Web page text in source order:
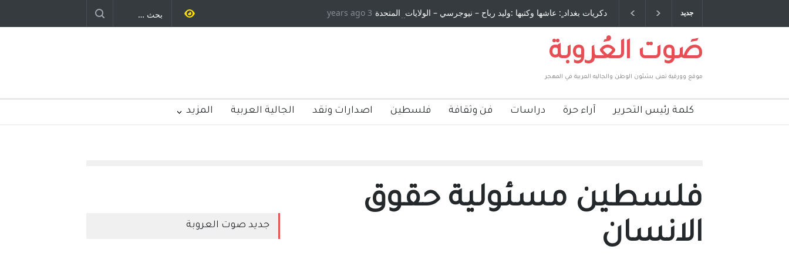
جديد دكريات بغداد ٍ: عاشها وكتبها :وليد رباح – نيوجرسي – الولايات المتحدة
الامريكية
طاحنة كتب وترافع فيها بنفسه مرة اخرى.. الشيخ
صاغرون،
3 years ago
صَوت العُروبة
موقع وورقية تعنى بشئون الوطن والجاليه العربية في المهجر
كلمة رئيس التحرير آراء حرة دراسات فن وثقافة فلسطين اصدارات ونقد الجالية العربية المزيد
فلسطين مسئولية حقوق
الانسان
جديد صوت العروبة